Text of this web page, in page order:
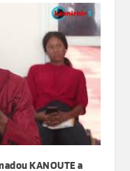
KANOUTE a